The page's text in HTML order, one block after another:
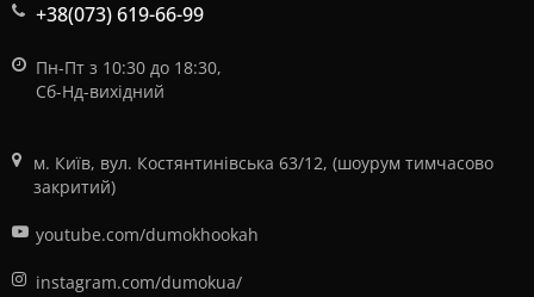
+38(073) 619-66-99
Пн-Пт з 10:30 до 18:30,
Сб-Нд-вихідний
м. Київ, вул. Костянтинівська 63/12, (шоурум тимчасово
закритий)
youtube.com/dumokhookah
instagram.com/dumokua/